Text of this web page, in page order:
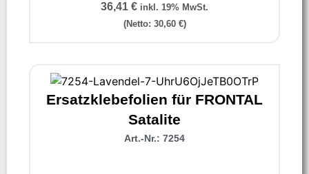
36,41 € inkl. 19% MwSt.
(Netto: 30,60 €)
Ersatzklebefolien für FRONTAL
Satalite
Art.-Nr.: 7254